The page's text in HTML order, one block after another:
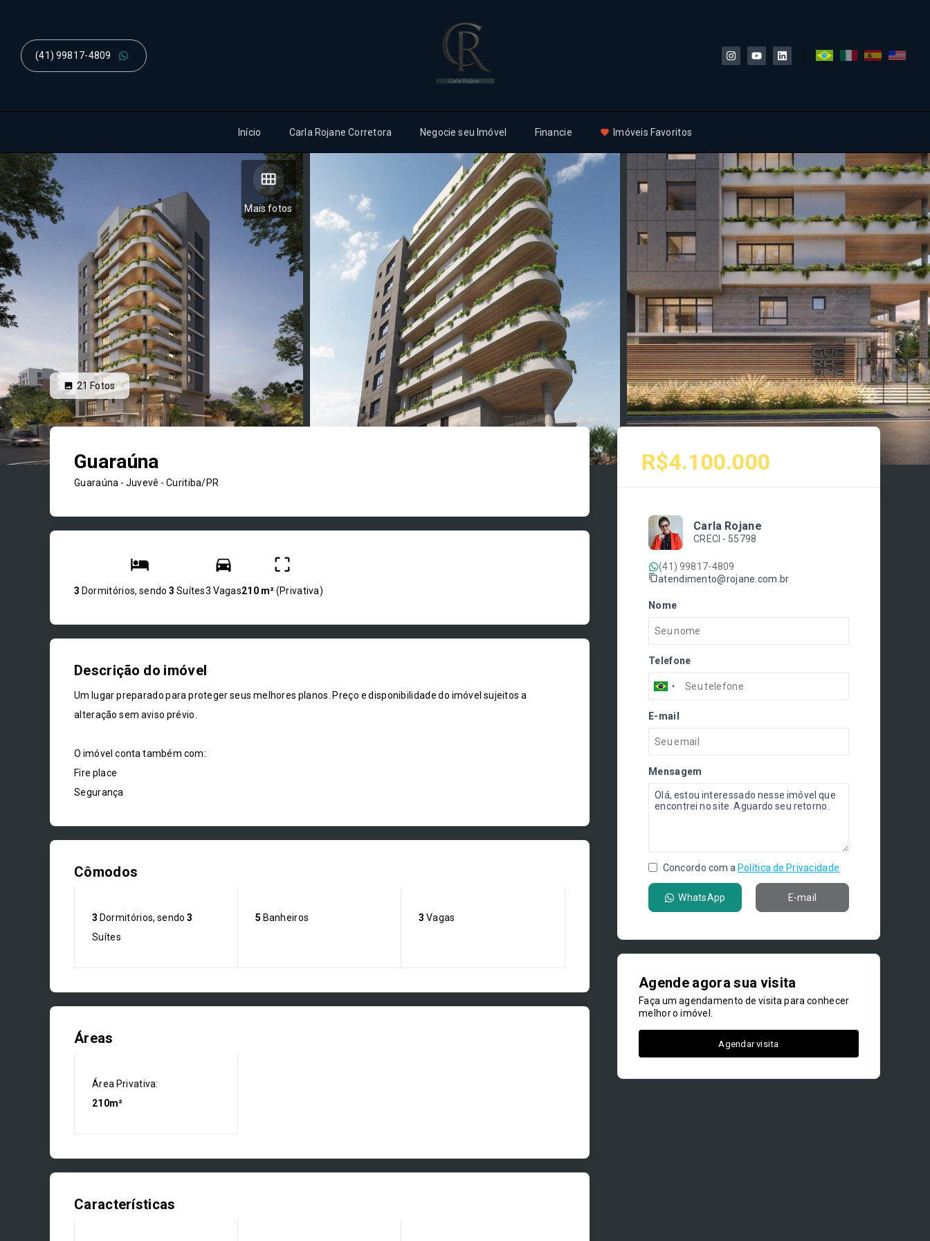
(41) 99817-4809
Início Carla Rojane Corretora Negocie seu Imóvel Financie Imóveis Favoritos
Mais fotos
21 Fotos
Guaraúna
Guaraúna - Juvevê - Curitiba/PR
3 Dormitórios, sendo3 Suítes3 Vagas210 m²(Privativa)
Descrição do imóvel
Um lugar preparado para proteger seus melhores planos. Preço e disponibilidade do imóvel sujeitos a
alteração sem aviso prévio.
O imóvel conta também com:
Fire place
Segurança
Cômodos
3 Dormitórios, sendo3
Suítes
5 Banheiros 3 Vagas
Áreas
Área Privativa:
210m²
Características
R$4.100.000
Carla Rojane
CRECI - 55798
(41) 99817-4809
atendimento@rojane.com.br
Nome
Telefone
E-mail
Mensagem
Concordo com a Política de Privacidade
WhatsApp E-mail
Agende agora sua visita
Faça um agendamento de visita para conhecer
melhor o imóvel.
Agendar visita